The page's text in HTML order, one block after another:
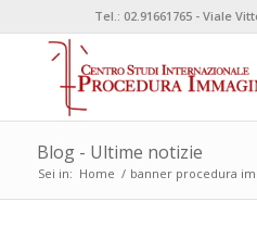
Tel.: 02.91661765 - Viale
Blog - Ultime notizie
Sei in: Home / banner procedura